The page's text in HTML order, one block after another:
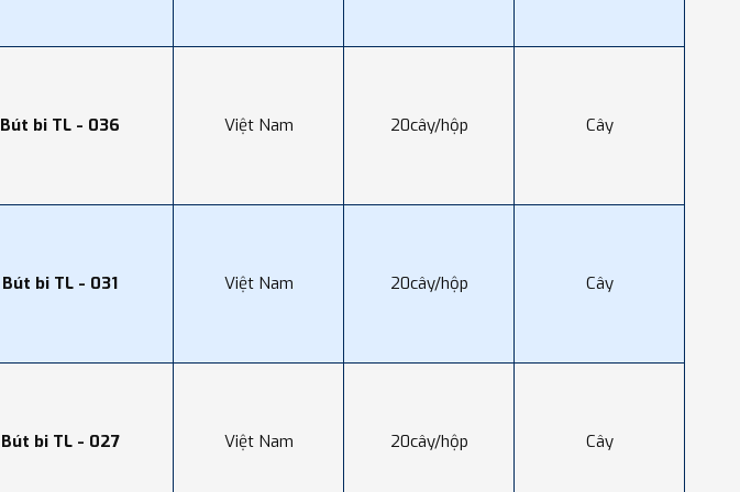
Bút bi TL - 036 Việt Nam 20cây/hộp Cây
Bút bi TL - 031 Việt Nam 20cây/hộp Cây
Bút bi TL - 027 Việt Nam 20cây/hộp Cây